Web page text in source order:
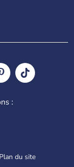
:
Plan du site